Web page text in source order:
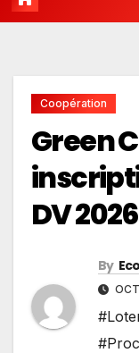
Coopération
Green
DV
By